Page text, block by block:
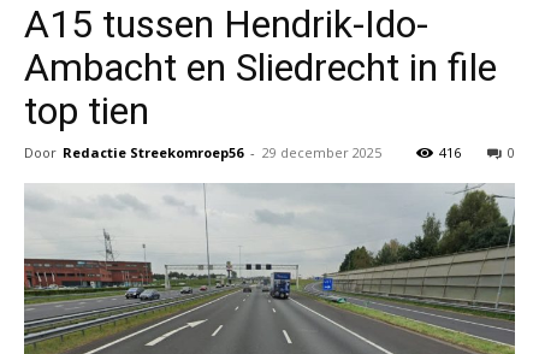
A15 tussen Hendrik-Ido-
Ambacht en Sliedrecht in file
top tien
Door Redactie Streekomroep56 - 29 december 2025 0
416